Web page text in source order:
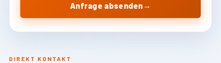
DIREKT KONTAKT
Anfrage absenden →